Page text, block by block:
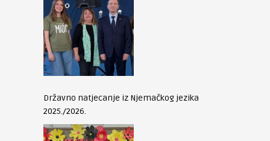
Državno natjecanje iz Njemačkog jezika
2025./2026.